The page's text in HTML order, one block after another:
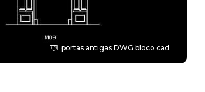
portas antigas DWG bloco cad